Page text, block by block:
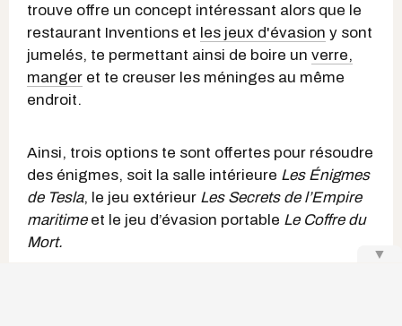
trouve offre un concept intéressant alors que le
restaurant Inventions et les jeux d'évasion y sont
jumelés, te permettant ainsi de boire un verre,
manger et te creuser les méninges au même
endroit.
Ainsi, trois options te sont offertes pour résoudre
des énigmes, soit la salle intérieure Les Énigmes
de Tesla, le jeu extérieur Les Secrets de l’Empire
maritimeet le jeu d’évasion portable Le Coffre du
Mort.
▼